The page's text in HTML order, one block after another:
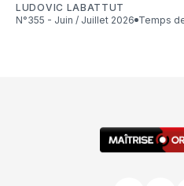
LUDOVIC LABATTUT
N°355 - Juin / Juillet 2026
Temps